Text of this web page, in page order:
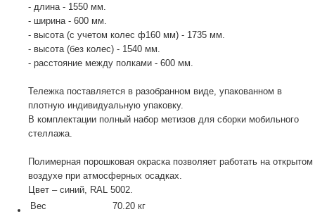
- длина - 1550 мм.
- ширина - 600 мм.
- высота (с учетом колес ф160 мм) - 1735 мм.
- высота (без колес) - 1540 мм.
- расстояние между полками - 600 мм.
Тележка поставляется в разобранном виде, упакованном в
плотную индивидуальную упаковку.
В комплектации полный набор метизов для сборки мобильного
стеллажа.
Полимерная порошковая окраска позволяет работать на открытом
воздухе при атмосферных осадках.
Цвет – синий, RAL 5002.
Вес
70.20 кг